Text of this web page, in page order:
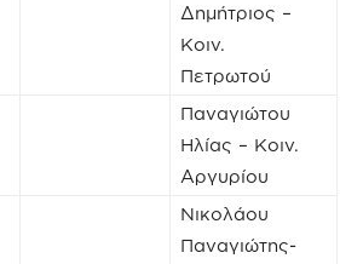
Δημήτριος –
Κοιν.
Πετρωτού
Παναγιώτου
Ηλίας – Κοιν.
Αργυρίου
Νικολάου
Παναγιώτης-